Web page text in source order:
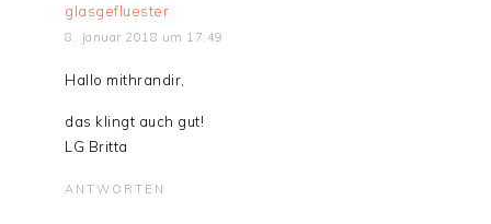
glasgefluester
8. Januar 2018 um 17:49
Hallo mithrandir,
das klingt auch gut!
LG Britta
ANTWORTEN